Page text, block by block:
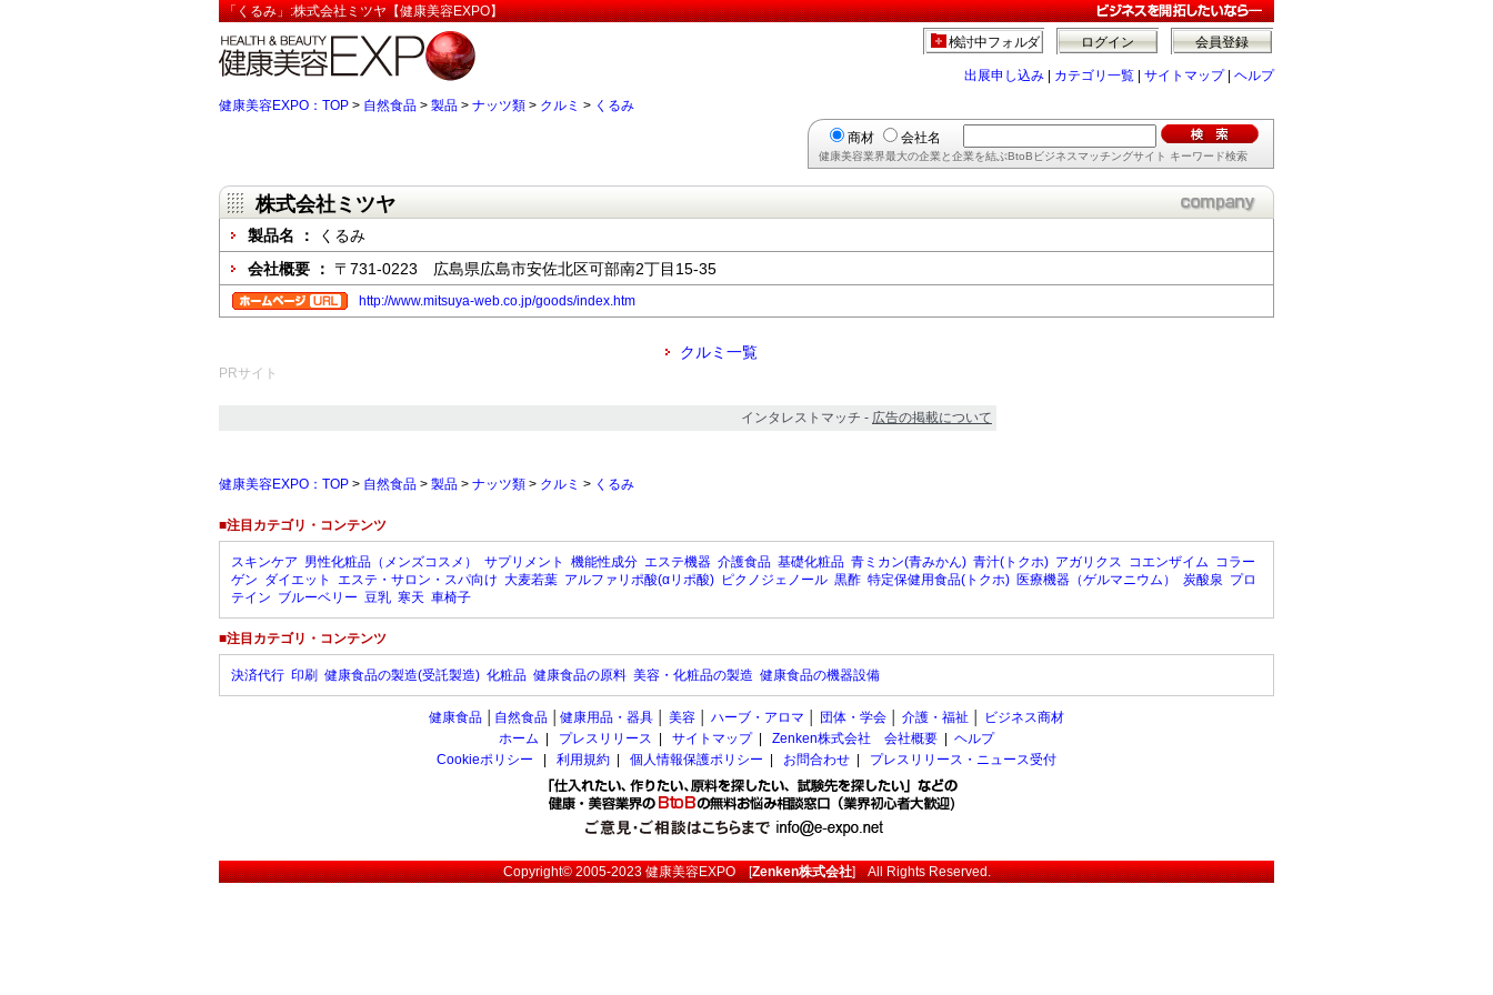
「くるみ」:株式会社ミツヤ【健康美容EXPO】
会員登録
ログイン
検討中フォルダ
出展申し込み カテゴリ一覧 サイトマップ| ヘルプ
健康美容EXPO：TOP > 自然食品 > 製品 > ナッツ類 > クルミ > くるみ
商材 会社名
健康美容業界最大の企業と企業を結ぶBtoBビジネスマッチングサイト キーワード検索
株式会社ミツヤ
製品名 ：
くるみ
会社概要 ： 〒731-0223 広島県広島市安佐北区可部南2丁目15-35
http://www.mitsuya-web.co.jp/goods/index.htm
クルミ一覧
PRサイト
インタレストマッチ - 広告の掲載について
健康美容EXPO：TOP > 自然食品 > 製品 > ナッツ類 > クルミ > くるみ
■注目カテゴリ・コンテンツ
スキンケア 男性化粧品（メンズコスメ） サプリメント 機能性成分 エステ機器 介護食品 基礎化粧品 青ミカン(青みかん) 青汁(トクホ) アガリクス コエンザイム コラー
ゲン ダイエット エステ・サロン・スパ向け 大麦若葉 アルファリポ酸(αリポ酸) ピクノジェノール 黒酢 特定保健用食品(トクホ) 医療機器（ゲルマニウム） 炭酸泉 プロ
テイン ブルーベリー 豆乳 寒天 車椅子
■注目カテゴリ・コンテンツ
決済代行 印刷 健康食品の製造(受託製造) 化粧品 健康食品の原料 美容・化粧品の製造 健康食品の機器設備
健康食品 自然食品 健康用品・器具 美容 ハーブ・アロマ 団体・学会 介護・福祉
ビジネス商材
ホーム
プレスリリース サイトマップ| Zenken株式会社 会社概要
ヘルプ
Cookieポリシー
利用規約 個人情報保護ポリシー お問合わせ プレスリリース・ニュース受付
Copyright© 2005-2023健康美容EXPO[Zenken株式会社] All Rights Reserved.